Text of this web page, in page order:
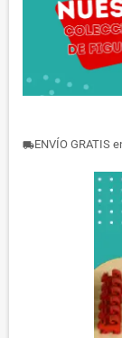
local_shippingENVÍO GRATIS